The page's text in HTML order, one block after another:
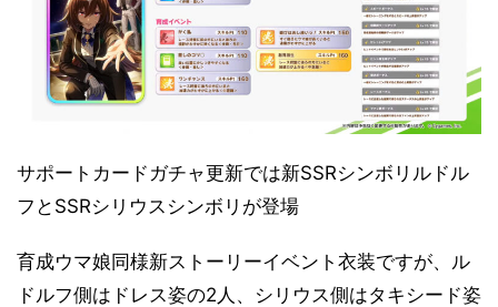
サポートカードガチャ更新では新SSRシンボリルドル
フとSSRシリウスシンボリが登場
育成ウマ娘同様新ストーリーイベント衣装ですが、ル
ドルフ側はドレス姿の2人、シリウス側はタキシード姿